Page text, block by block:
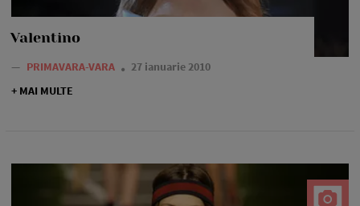
Valentino
— PRIMAVARA-VARA
27 ianuarie 2010
+ MAI MULTE